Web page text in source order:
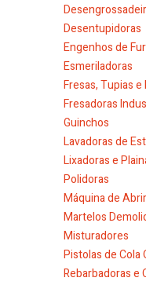
Desentupidoras
Engenhos de
Esmeriladoras
Fresas, Tupias
Fresadoras
Guinchos
Lavadoras de
Lixadoras e
Polidoras
Máquina de
Martelos
Misturadores
Pistolas de Cola
Rebarbadoras e